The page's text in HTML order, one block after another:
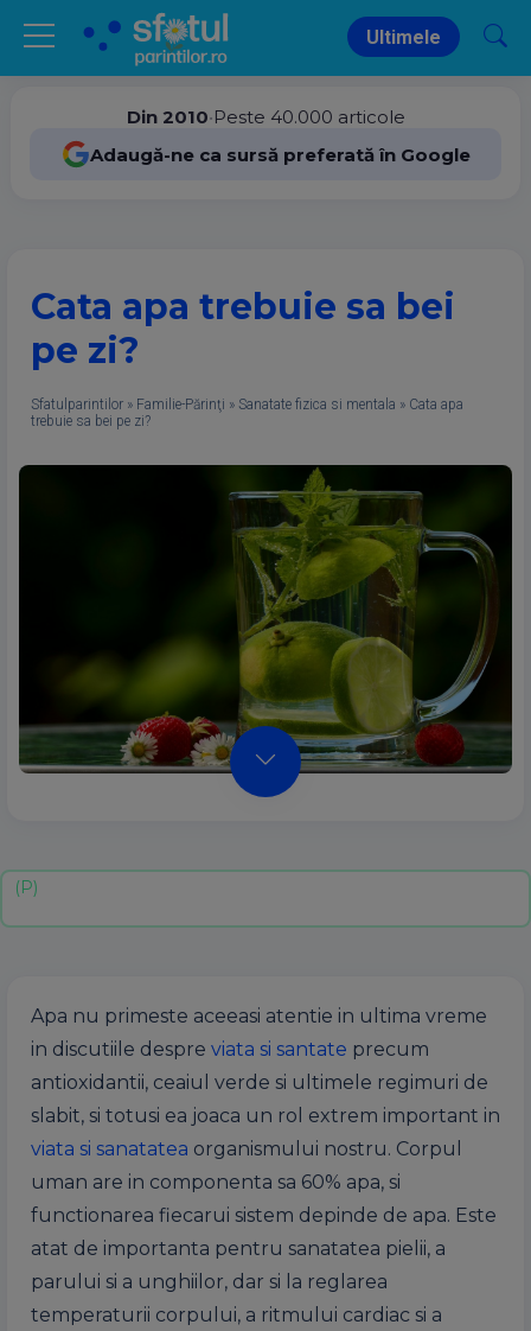
Ultimele
Din 2010•Peste 40.000 articole
Adaugă-ne ca sursă preferată în Google
Cata apa trebuie sa bei
pe zi?
Sfatulparintilor » Familie-Părinţi » Sanatate fizica si mentala » Cata apa
trebuie sa bei pe zi?
Apa nu primeste aceeasi atentie in ultima vreme
in discutiile despre viata si santate precum
antioxidantii, ceaiul verde si ultimele regimuri de
slabit, si totusi ea joaca un rol extrem important in
viata si sanatatea organismului nostru. Corpul
uman are in componenta sa 60% apa, si
functionarea fiecarui sistem depinde de apa. Este
atat de importanta pentru sanatatea pielii, a
parului si a unghiilor, dar si la reglarea
temperaturii corpului, a ritmului cardiac si a